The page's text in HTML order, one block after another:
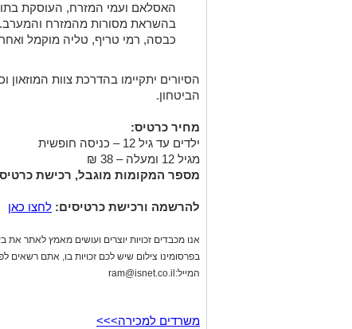
האסלאם ועמי המזרח, העוסקת
בהשראת מסורות מהמזרח והמערב.
כבסה, רמי טריף, טליה מוקמל
הסיורים יתקיימו בהדרכת צוות
הביטחון.
מחיר כרטיס:
ילדים עד גיל 12 – כניסה חופשית
מגיל 12 ומעלה – 38 ₪
מספר המקומות מוגבל, רכישת
להרשמה ורכישת כרטיסים: לחצו כאן
אנו מכבדים זכויות יוצרים ועושים מאמץ לאתר את
בפרסומינו צילום שיש לכם זכויות בו, אתם
המייל: ram@isnet.co.il
משרדים למכירה>>>